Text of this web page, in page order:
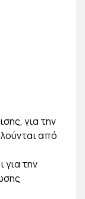
για την
από
την